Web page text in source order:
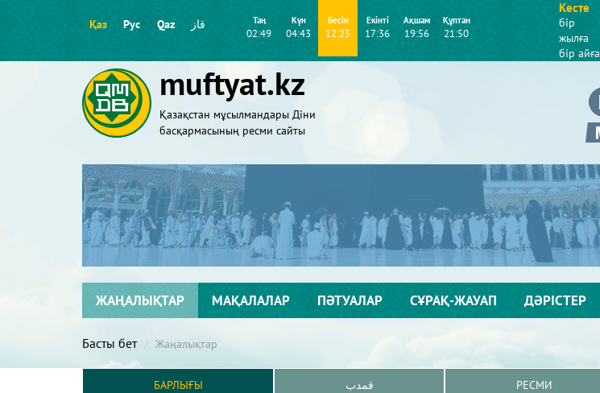
Қаз Рус Qaz قاز Таң
02:49
Күн
04:43
Бесін
12:25
Екінті
17:36
Ақшам
19:56
Құптан
21:50
Кесте
бір
жылға
бір айға
muftyat.kz
Қазақстан мұсылмандары Діни
басқармасының ресми сайты
ЖАҢАЛЫҚТАР МАҚАЛАЛАР ПӘТУАЛАР СҰРАҚ-ЖАУАП ДӘРІСТЕР
Басты бет Жаңалықтар
БАРЛЫҒЫ قمدب РЕСМИ